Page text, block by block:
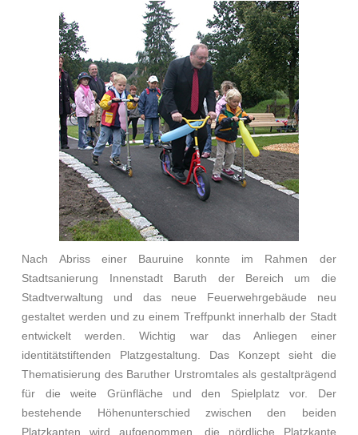
Nach Abriss einer Bauruine konnte im Rahmen der
Stadtsanierung Innenstadt Baruth der Bereich um die
Stadtverwaltung und das neue Feuerwehrgebäude neu
gestaltet werden und zu einem Treffpunkt innerhalb der Stadt
entwickelt werden. Wichtig war das Anliegen einer
identitätstiftenden Platzgestaltung. Das Konzept sieht die
Thematisierung des Baruther Urstromtales als gestaltprägend
für die weite Grünfläche und den Spielplatz vor. Der
bestehende Höhenunterschied zwischen den beiden
Platzkanten wird aufgenommen, die nördliche Platzkante